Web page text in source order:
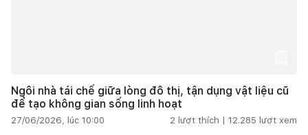
Ngôi nhà tái chế giữa lòng đô thị, tận dụng vật liệu cũ
để tạo không gian sống linh hoạt
27/06/2026, lúc 10:00 2 lượt thích | 12.285 lượt xem